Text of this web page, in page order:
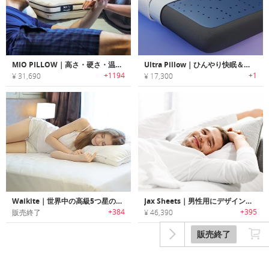
販売終了
MIO PILLOW｜高さ・硬さ・温度調整可能なカスタマイズ性に優れた快眠ピロー「ミオピロー」
¥ 31,690 +1194
Ultra Pillow｜ひんやり快眠＆防臭効果！シルバー繊維の快適ピロー
¥ 17,300 +1
Waikite｜世界中の高級5つ星のホテルやリゾートで使用されている最高級の抗菌・抗臭ピロー「ワイカイトピロー」
販売終了 +384
Jax Sheets｜男性用にデザインされたに吸水性・通気性に優れたメンズベッドシーツ「ジャックスシーツ」
¥ 46,390 +395